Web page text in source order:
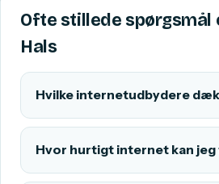
Ofte stillede spørgsmål
Hals
Hvilke internetudbydere
Hvor hurtigt internet kan jeg